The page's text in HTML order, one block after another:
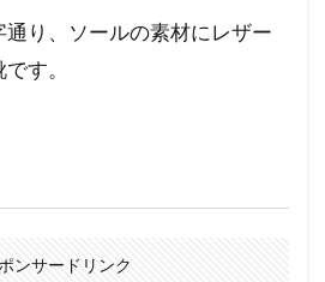
り、ソールの素材にレザー
す。
ンサードリンク